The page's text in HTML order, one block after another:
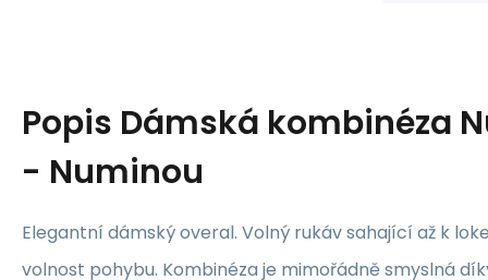
Popis Dámská kombinéza
- Numinou
Elegantní dámský overal. Volný rukáv sahající až k
volnost pohybu. Kombinéza je mimořádně smyslná